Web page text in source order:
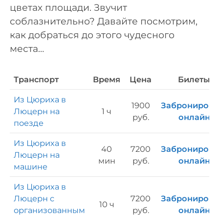
цветах площади. Звучит
соблазнительно? Давайте посмотрим,
как добраться до этого чудесного
места…
Транспорт Время Цена Билеты
Из Цюриха в
Люцерн на
поезде
1 ч
1900
руб.
онлайн
Из Цюриха в
Люцерн на
машине
40
мин
7200
руб.
онлайн
Из Цюриха в
Люцерн с
организованным
10 ч
7200
руб.
онлайн